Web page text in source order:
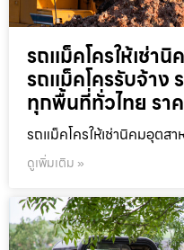
รถแม็คโครให้เช่า
รถแม็คโครรับจ้าง
ทุกพื้นที่ทั่วไทย รา
รถแม็คโครให้เช่านิคมอุตส
ดูเพิ่มเติม »